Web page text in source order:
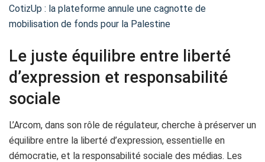
CotizUp : la plateforme annule une cagnotte de
mobilisation de fonds pour la Palestine
Le juste équilibre entre liberté
d’expression et responsabilité
sociale
L’Arcom, dans son rôle de régulateur, cherche à préserver un
équilibre entre la liberté d’expression, essentielle en
démocratie, et la responsabilité sociale des médias. Les